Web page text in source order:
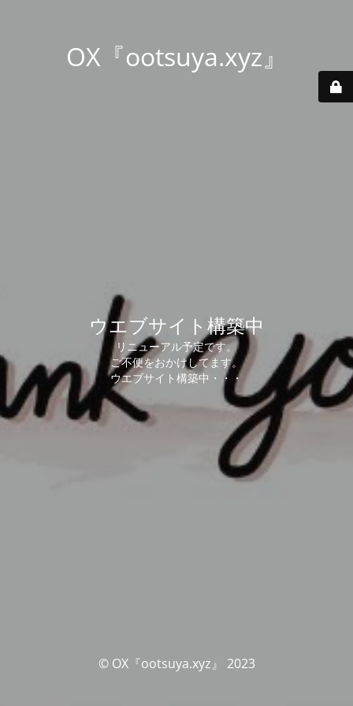
OX『ootsuya.xyz』
ウエブサイト構築中
リニューアル予定です。
ご不便をおかけしてます。
ウエブサイト構築中・・・
© OX『ootsuya.xyz』 2023